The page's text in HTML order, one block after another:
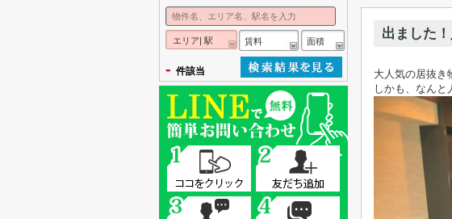
出ました
大人気の居抜き
しかも、なんと
エリア| 駅 賃料 面積
- 件該当